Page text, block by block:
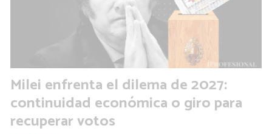
Milei enfrenta el dilema de 2027:
continuidad económica o giro para
recuperar votos